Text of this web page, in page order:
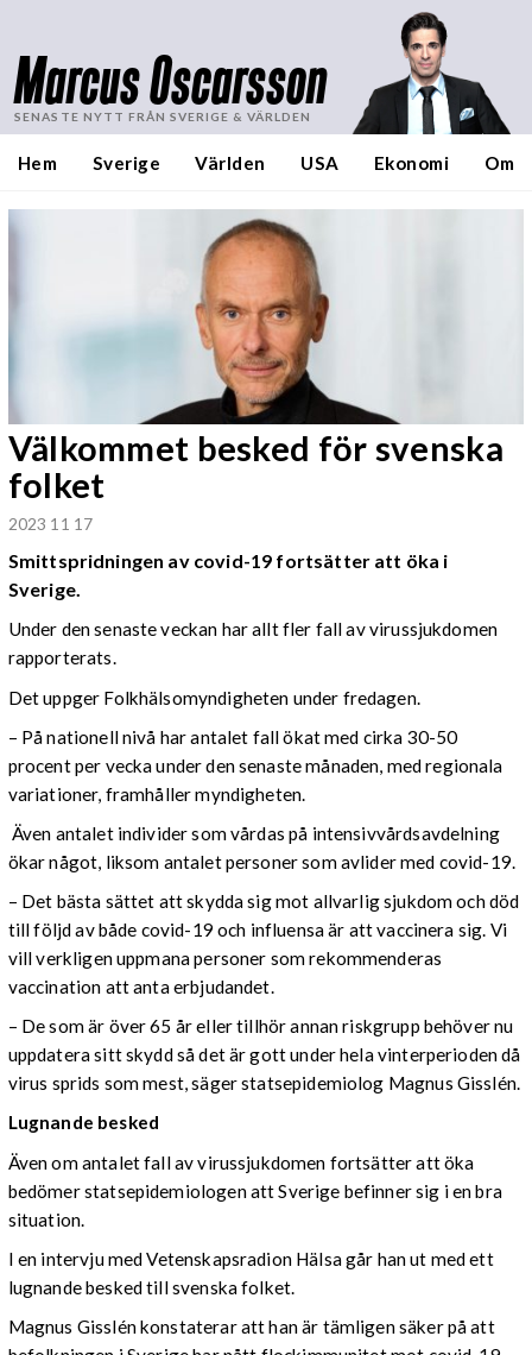
Marcus Oscarsson
SENASTE NYTT FRÅN SVERIGE & VÄRLDEN
Hem Sverige Världen USA Ekonomi Om
Välkommet besked för svenska
folket
2023 11 17
Smittspridningen av covid-19 fortsätter att öka i
Sverige.
Under den senaste veckan har allt fler fall av virussjukdomen
rapporterats.
Det uppger Folkhälsomyndigheten under fredagen.
– På nationell nivå har antalet fall ökat med cirka 30-50
procent per vecka under den senaste månaden, med regionala
variationer, framhåller myndigheten.
Även antalet individer som vårdas på intensivvårdsavdelning
ökar något, liksom antalet personer som avlider med covid-19.
– Det bästa sättet att skydda sig mot allvarlig sjukdom och död
till följd av både covid-19 och influensa är att vaccinera sig. Vi
vill verkligen uppmana personer som rekommenderas
vaccination att anta erbjudandet.
– De som är över 65 år eller tillhör annan riskgrupp behöver nu
uppdatera sitt skydd så det är gott under hela vinterperioden då
virus sprids som mest, säger statsepidemiolog Magnus Gisslén.
Lugnande besked
Även om antalet fall av virussjukdomen fortsätter att öka
bedömer statsepidemiologen att Sverige befinner sig i en bra
situation.
I en intervju med Vetenskapsradion Hälsa går han ut med ett
lugnande besked till svenska folket.
Magnus Gisslén konstaterar att han är tämligen säker på att